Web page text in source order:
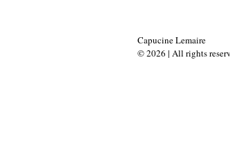
Capucine Lemaire
© 2026 | All rights